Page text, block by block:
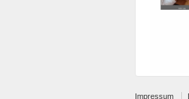
Impressum